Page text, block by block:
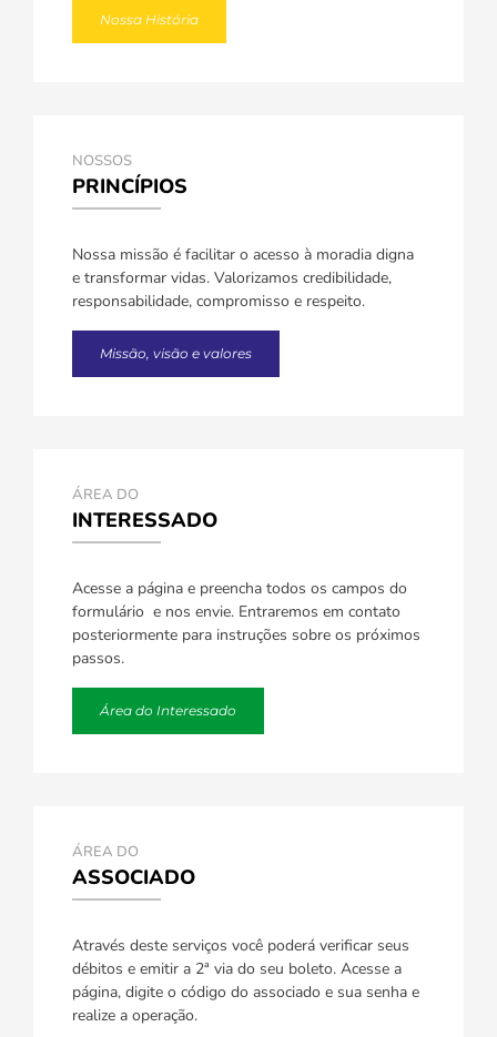
Nossa História
NOSSOS
PRINCÍPIOS
Nossa missão é facilitar o acesso à moradia digna
e transformar vidas. Valorizamos credibilidade,
responsabilidade, compromisso e respeito.
Missão, visão e valores
ÁREA DO
INTERESSADO
Acesse a página e preencha todos os campos do
formulário e nos envie. Entraremos em contato
posteriormente para instruções sobre os próximos
passos.
Área do Interessado
ÁREA DO
ASSOCIADO
Através deste serviços você poderá verificar seus
débitos e emitir a 2ª via do seu boleto. Acesse a
página, digite o código do associado e sua senha e
realize a operação.